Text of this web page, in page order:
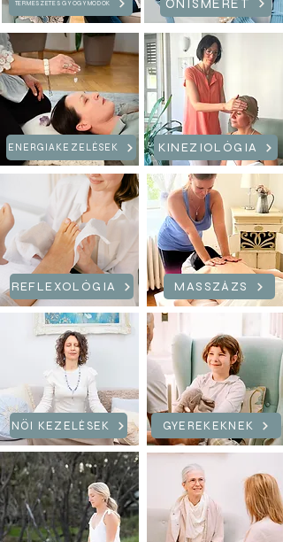
TERMÉSZETES GYÓGYMÓDOK
ENERGIAKEZELÉSEK KINEZIOLÓGIA
REFLEXOLÓGIA
NŐI KEZELÉSEK
MASSZÁZS
GYEREKEKNEK